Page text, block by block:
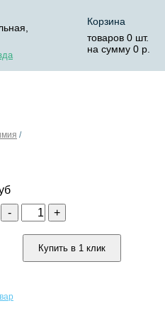
Корзина
товаров 0 шт.
на сумму 0 р.
/
- +
Купить в 1 клик